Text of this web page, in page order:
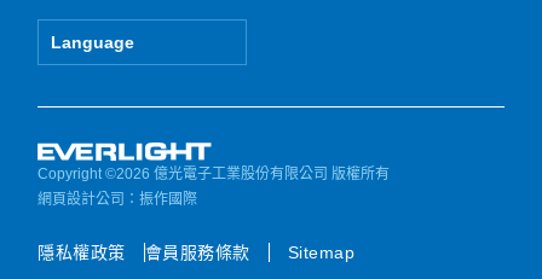
u
e
i
Language
Copyright ©2026 億光電子工業股份有限公司 版權所有
網頁設計公司 ：振作國際
隱私權政策 會員服務條款 Sitemap